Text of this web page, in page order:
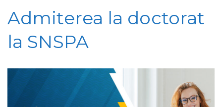
Admiterea la doctorat
la SNSPA